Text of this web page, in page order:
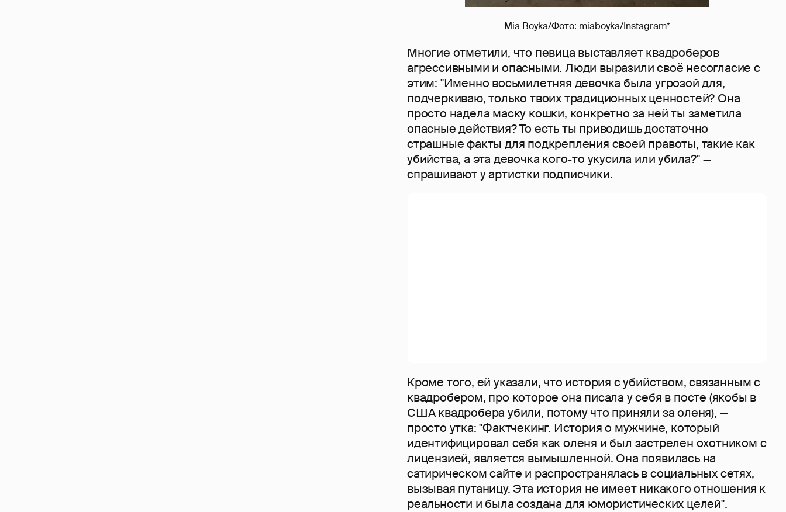
Mia Boyka/Фото: miaboyka/Instagram*
Многие отметили, что певица выставляет квадроберов
агрессивными и опасными. Люди выразили своё несогласие с
этим: "Именно восьмилетняя девочка была угрозой для,
подчеркиваю, только твоих традиционных ценностей? Она
просто надела маску кошки, конкретно за ней ты заметила
опасные действия? То есть ты приводишь достаточно
страшные факты для подкрепления своей правоты, такие как
убийства, а эта девочка кого-то укусила или убила?" —
спрашивают у артистки подписчики.
Кроме того, ей указали, что история с убийством, связанным с
квадробером, про которое она писала у себя в посте (якобы в
США квадробера убили, потому что приняли за оленя), —
просто утка: "Фактчекинг. История о мужчине, который
идентифицировал себя как оленя и был застрелен охотником с
лицензией, является вымышленной. Она появилась на
сатирическом сайте и распространялась в социальных сетях,
вызывая путаницу. Эта история не имеет никакого отношения к
реальности и была создана для юмористических целей".